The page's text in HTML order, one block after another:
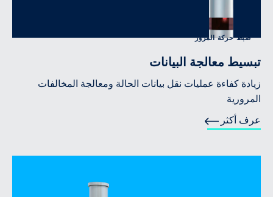
ضبط حركة المرور
تبسيط معالجة البيانات
زيادة كفاءة عمليات نقل بيانات الحالة ومعالجة المخالفات
المرورية
عرف أكثر